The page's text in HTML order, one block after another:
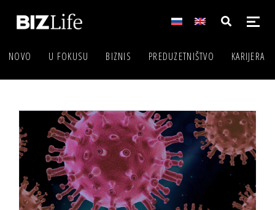
NOVO U FOKUSU BIZNIS PREDUZETNIŠTVO KARIJERA